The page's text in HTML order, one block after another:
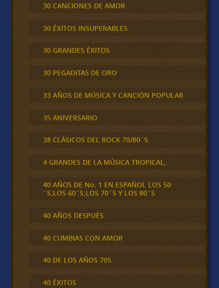
30 CANCIONES DE AMOR
30 ÉXITOS INSUPERABLES
30 GRANDES ÉXITOS
30 PEGADITAS DE ORO
33 AÑOS DE MÚSICA Y CANCIÓN POPULAR
35 ANIVERSARIO
38 CLÁSICOS DEL ROCK 70/80´S
4 GRANDES DE LA MÚSICA TROPICAL,
40 AÑOS DE No. 1 EN ESPAÑOL LOS 50
´S,LOS 60´S,LOS 70´S Y LOS 80´S
40 AÑOS DESPUÉS
40 CUMBIAS CON AMOR
40 DE LOS AÑOS 70S
40 ÉXITOS